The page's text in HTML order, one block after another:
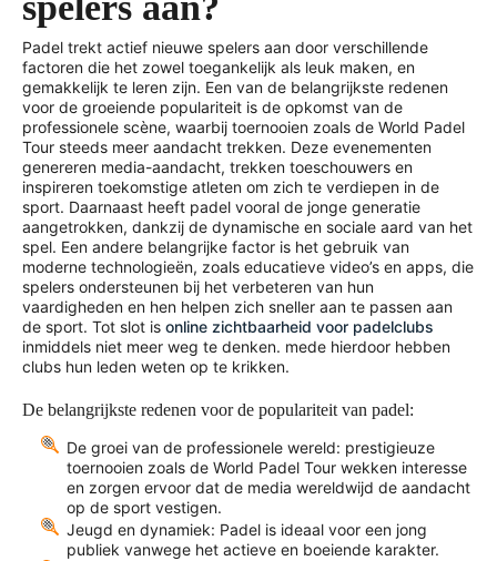
Padel trekt actief nieuwe spelers aan door verschillende
factoren die het zowel toegankelijk als leuk maken, en
gemakkelijk te leren zijn. Een van de belangrijkste redenen
voor de groeiende populariteit is de opkomst van de
professionele scène, waarbij toernooien zoals de World Padel
Tour steeds meer aandacht trekken. Deze evenementen
genereren media-aandacht, trekken toeschouwers en
inspireren toekomstige atleten om zich te verdiepen in de
sport. Daarnaast heeft padel vooral de jonge generatie
aangetrokken, dankzij de dynamische en sociale aard van het
spel. Een andere belangrijke factor is het gebruik van
moderne technologieën, zoals educatieve video’s en apps, die
spelers ondersteunen bij het verbeteren van hun
vaardigheden en hen helpen zich sneller aan te passen aan
de sport. Tot slot is online zichtbaarheid voor padelclubs
inmiddels niet meer weg te denken. mede hierdoor hebben
clubs hun leden weten op te krikken.
De belangrijkste redenen voor de populariteit van padel:
De groei van de professionele wereld: prestigieuze
toernooien zoals de World Padel Tour wekken interesse
en zorgen ervoor dat de media wereldwijd de aandacht
op de sport vestigen.
Jeugd en dynamiek: Padel is ideaal voor een jong
publiek vanwege het actieve en boeiende karakter.